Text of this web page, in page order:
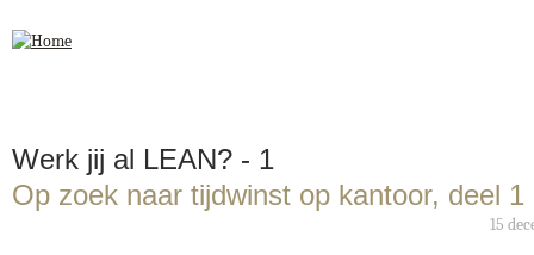
Werk jij al LEAN? - 1
Op zoek naar tijdwinst op kantoor, deel 1
15